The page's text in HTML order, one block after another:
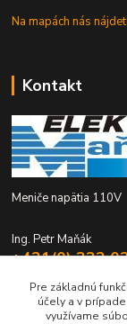
Na mapách nás
Kontakt
Meniče napätia 110V
Ing. Petr Maňák
+421(0) 332
Pre základnú
účely a v
využívame